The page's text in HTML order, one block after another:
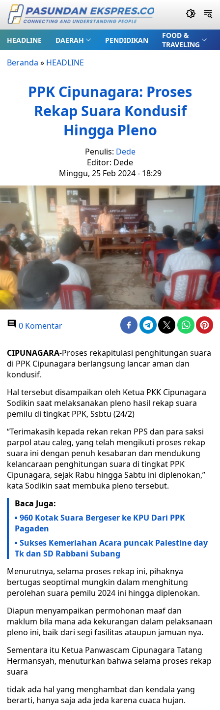
HEADLINE DAERAH PENDIDIKAN
FOOD &
TRAVELING
Beranda » HEADLINE
PPK Cipunagara: Proses
Rekap Suara Kondusif
Hingga Pleno
Penulis: Dede
Editor: Dede
Minggu, 25 Feb 2024 - 18:29
0 Komentar
CIPUNAGARA-Proses rekapitulasi penghitungan suara
di PPK Cipunagara berlangsung lancar aman dan
kondusif.
Hal tersebut disampaikan oleh Ketua PKK Cipunagara
Sodikin saat melaksanakan pleno hasil rekap suara
pemilu di tingkat PPK, Ssbtu (24/2)
“Terimakasih kepada rekan rekan PPS dan para saksi
parpol atau caleg, yang telah mengikuti proses rekap
suara ini dengan penuh kesabaran dan mendukung
kelancaraan penghitungan suara di tingkat PPK
Cipunagara, sejak Rabu hingga Sabtu ini diplenokan,”
kata Sodikin saat membuka pleno tersebut.
Baca Juga:
960 Kotak Suara Bergeser ke KPU Dari PPK
Pagaden
Sukses Kemeriahan Acara puncak Palestine day
Tk dan SD Rabbani Subang
Menurutnya, selama proses rekap ini, pihaknya
bertugas seoptimal mungkin dalam menghitung
perolehan suara pemilu 2024 ini hingga diplenokan.
Diapun menyampaikan permohonan maaf dan
maklum bila mana ada kekurangan dalam pelaksanaan
pleno ini, baik dari segi fasilitas ataupun jamuan nya.
Sementara itu Ketua Panwascam Cipunagara Tatang
Hermansyah, menuturkan bahwa selama proses rekap
suara
tidak ada hal yang menghambat dan kendala yang
berarti, hanya saja ada jeda karena cuaca hujan.